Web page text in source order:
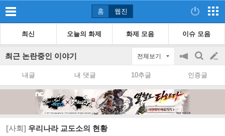
홈 웹진
최신 오늘의 화제 화제 모음 이슈 모음
최근 논란중인 이야기 전체보기
공
on/off
검
색
글
쓰
내글 내 댓글 10추글 인증글
[사회] 우리나라 교도소의 현황